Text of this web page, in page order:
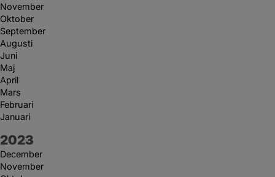
November
Oktober
September
Augusti
Juni
Maj
April
Mars
Februari
Januari
År:
2023
December
November